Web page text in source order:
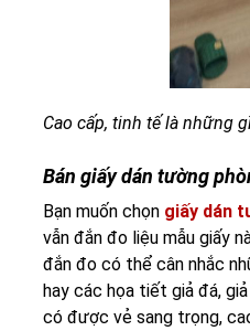
Cao cấp, tinh tế là những
Bán giấy dán tường
Bạn muốn chọn giấy dán
vẫn đắn đo liệu mẫu giấy
đắn đo có thể cân nhắc
hay các họa tiết giả đá,
có được vẻ sang trọng,